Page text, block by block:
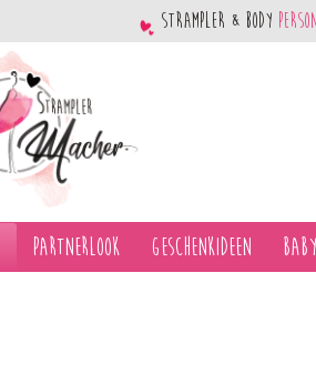
Strampler & Body
Partnerlook Geschenkideen